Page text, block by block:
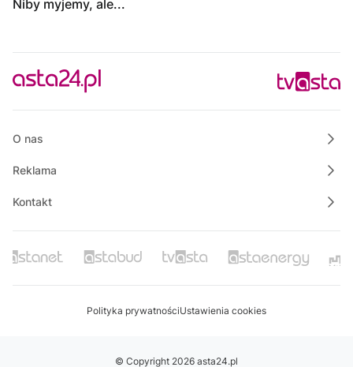
Niby myjemy, ale...
O nas
Reklama
Kontakt
Polityka prywatnościUstawienia cookies
© Copyright 2026 asta24.pl